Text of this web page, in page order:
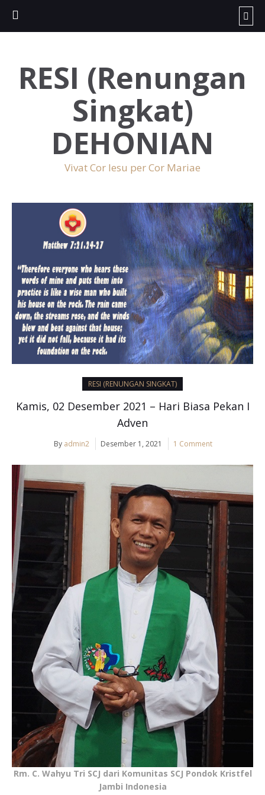
RESI (Renungan
Singkat)
DEHONIAN
Vivat Cor Iesu per Cor Mariae
RESI (RENUNGAN SINGKAT)
Kamis, 02 Desember 2021 – Hari Biasa Pekan I
Adven
By admin2 Desember 1, 2021 1 Comment
Rm. C. Wahyu Tri SCJ dari Komunitas SCJ Pondok Kristfel
Jambi Indonesia